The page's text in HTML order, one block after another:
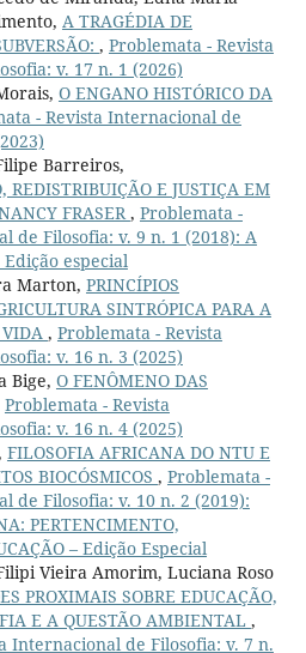
A TRAGÉDIA DE
, Problemata - Revista
v. 17 n. 1 (2026)
O ENGANO HISTÓRICO DA
- Revista Internacional de
Barreiros,
REDISTRIBUIÇÃO E JUSTIÇA EM
FRASER , Problemata -
de Filosofia: v. 9 n. 1 (2018): A
especial
Marton, PRINCÍPIOS
SINTRÓPICA PARA A
, Problemata - Revista
v. 16 n. 3 (2025)
Bige, O FENÔMENO DAS
Problemata - Revista
v. 16 n. 4 (2025)
FILOSOFIA AFRICANA DO NTU E
BIOCÓSMICOS , Problemata -
de Filosofia: v. 10 n. 2 (2019):
PERTENCIMENTO,
– Edição Especial
Vieira Amorim, Luciana Roso
PROXIMAIS SOBRE EDUCAÇÃO,
E A QUESTÃO AMBIENTAL ,
Internacional de Filosofia: v. 7 n.